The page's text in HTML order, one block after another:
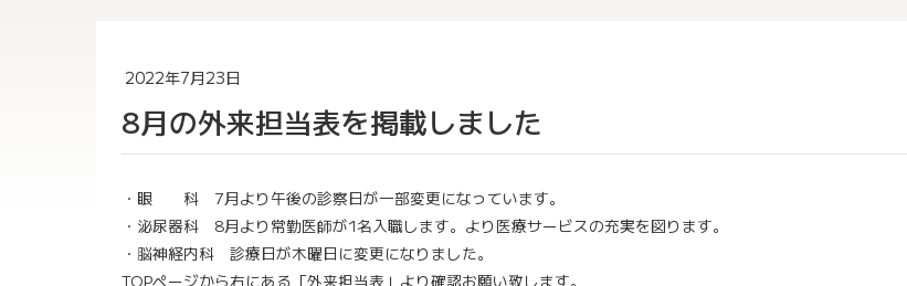
2022年7月23日
8月の外来担当表を掲載しました
・眼 科 7月より午後の診察日が一部変更になっています。
・泌尿器科 8月より常勤医師が1名入職します。より医療サービスの充実を図ります。
・脳神経内科 診療日が木曜日に変更になりました。
TOPページから右にある「外来担当表」より確認お願い致します。